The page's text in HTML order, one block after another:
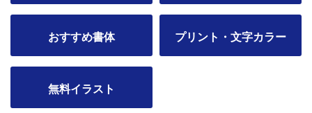
おすすめ書体 プリント・文字カラー
無料イラスト